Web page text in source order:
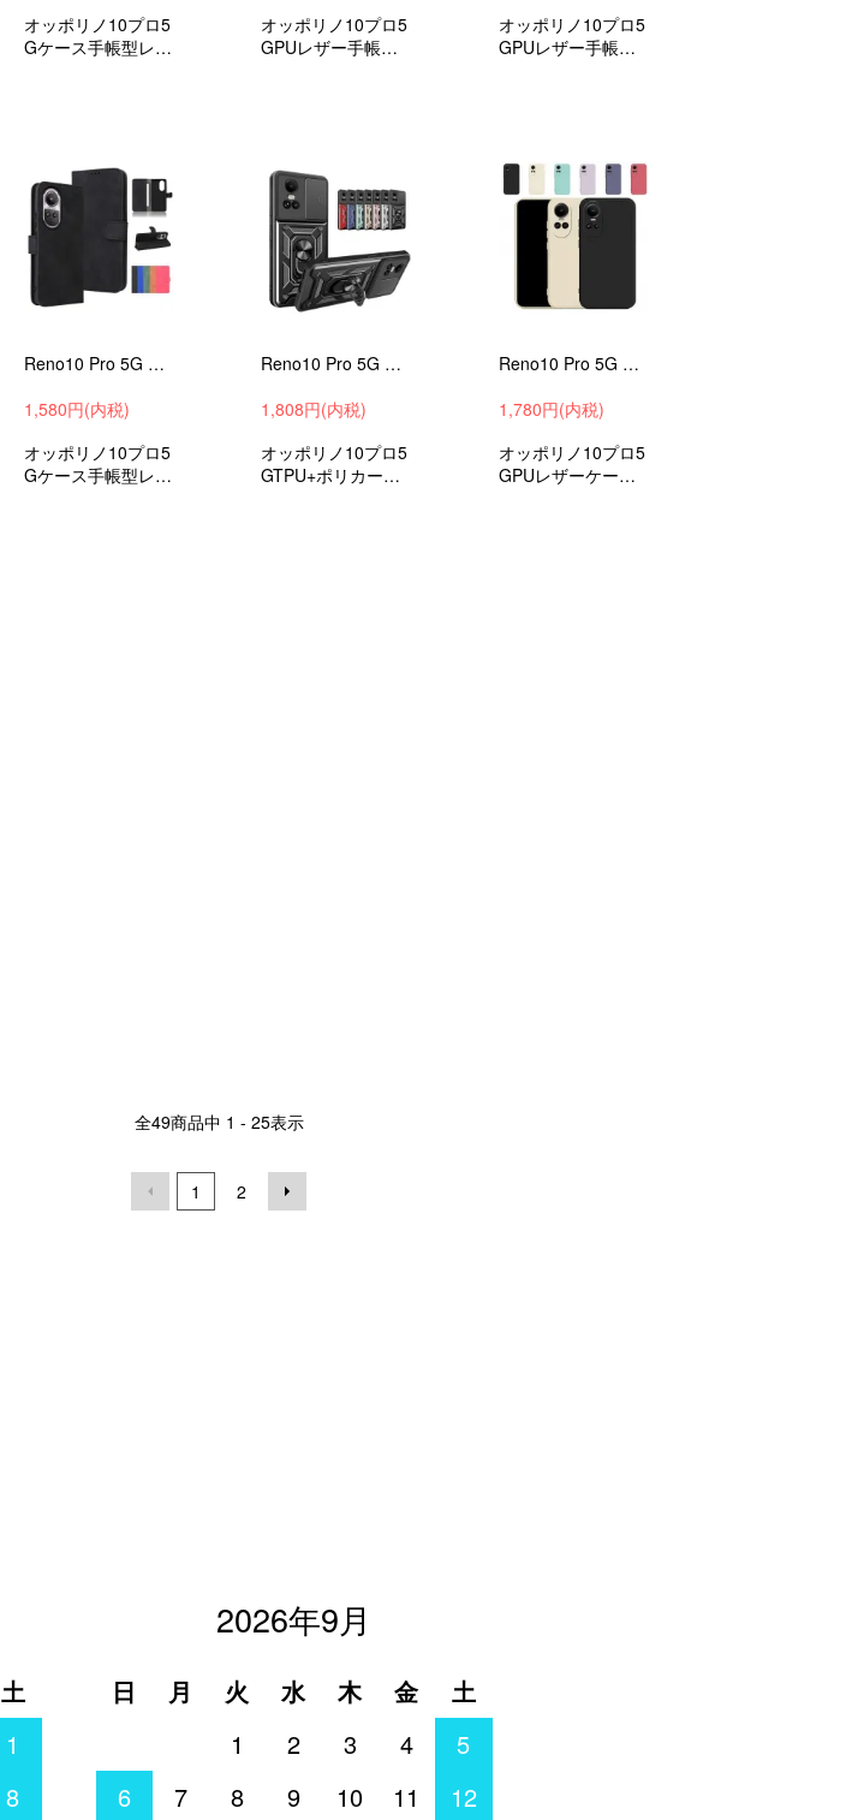
オッポリノ10プロ5
Gケース手帳型レザ
オッポリノ10プロ5
GPUレザー手帳型
オッポリノ10プロ5
GPUレザー手帳型
Reno10 Pro 5G ケース/カバー 手帳型 レザー スタンド機能 カード収納 OPPO オッポ リノ10 プロ 5G PUレザーケース ストラップ穴
1,580円(内税)
オッポリノ10プロ5
Gケース手帳型レザ
Reno10 Pro 5G ケース 耐衝撃 カバー 2重構造 スタンド付き OPPO オッポ リノ10 プロ 5G スライド式カメラーカバー付き レンズ保護
1,808円(内税)
オッポリノ10プロ5
GTPU+ポリカーボ
Reno10 Pro 5G ケース 耐衝撃 カバー TPU シンプル OPPO オッポ リノ10 プロ 5G ストラップ穴
1,780円(内税)
オッポリノ10プロ5
GPUレザーケース/
全49商品中 1 - 25表示
1 2
土
1
8
2026年9月
日 月 火 水 木 金
土
1
2 3 4
5
6
7 8 9 10 11 12